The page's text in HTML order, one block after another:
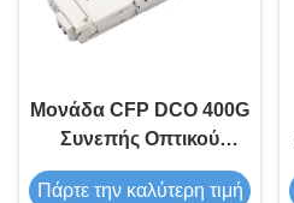
Μονάδα CFP DCO 400G
Συνεπής Οπτικού
Πηρακτήρα
Πάρτε την καλύτερη τιμή